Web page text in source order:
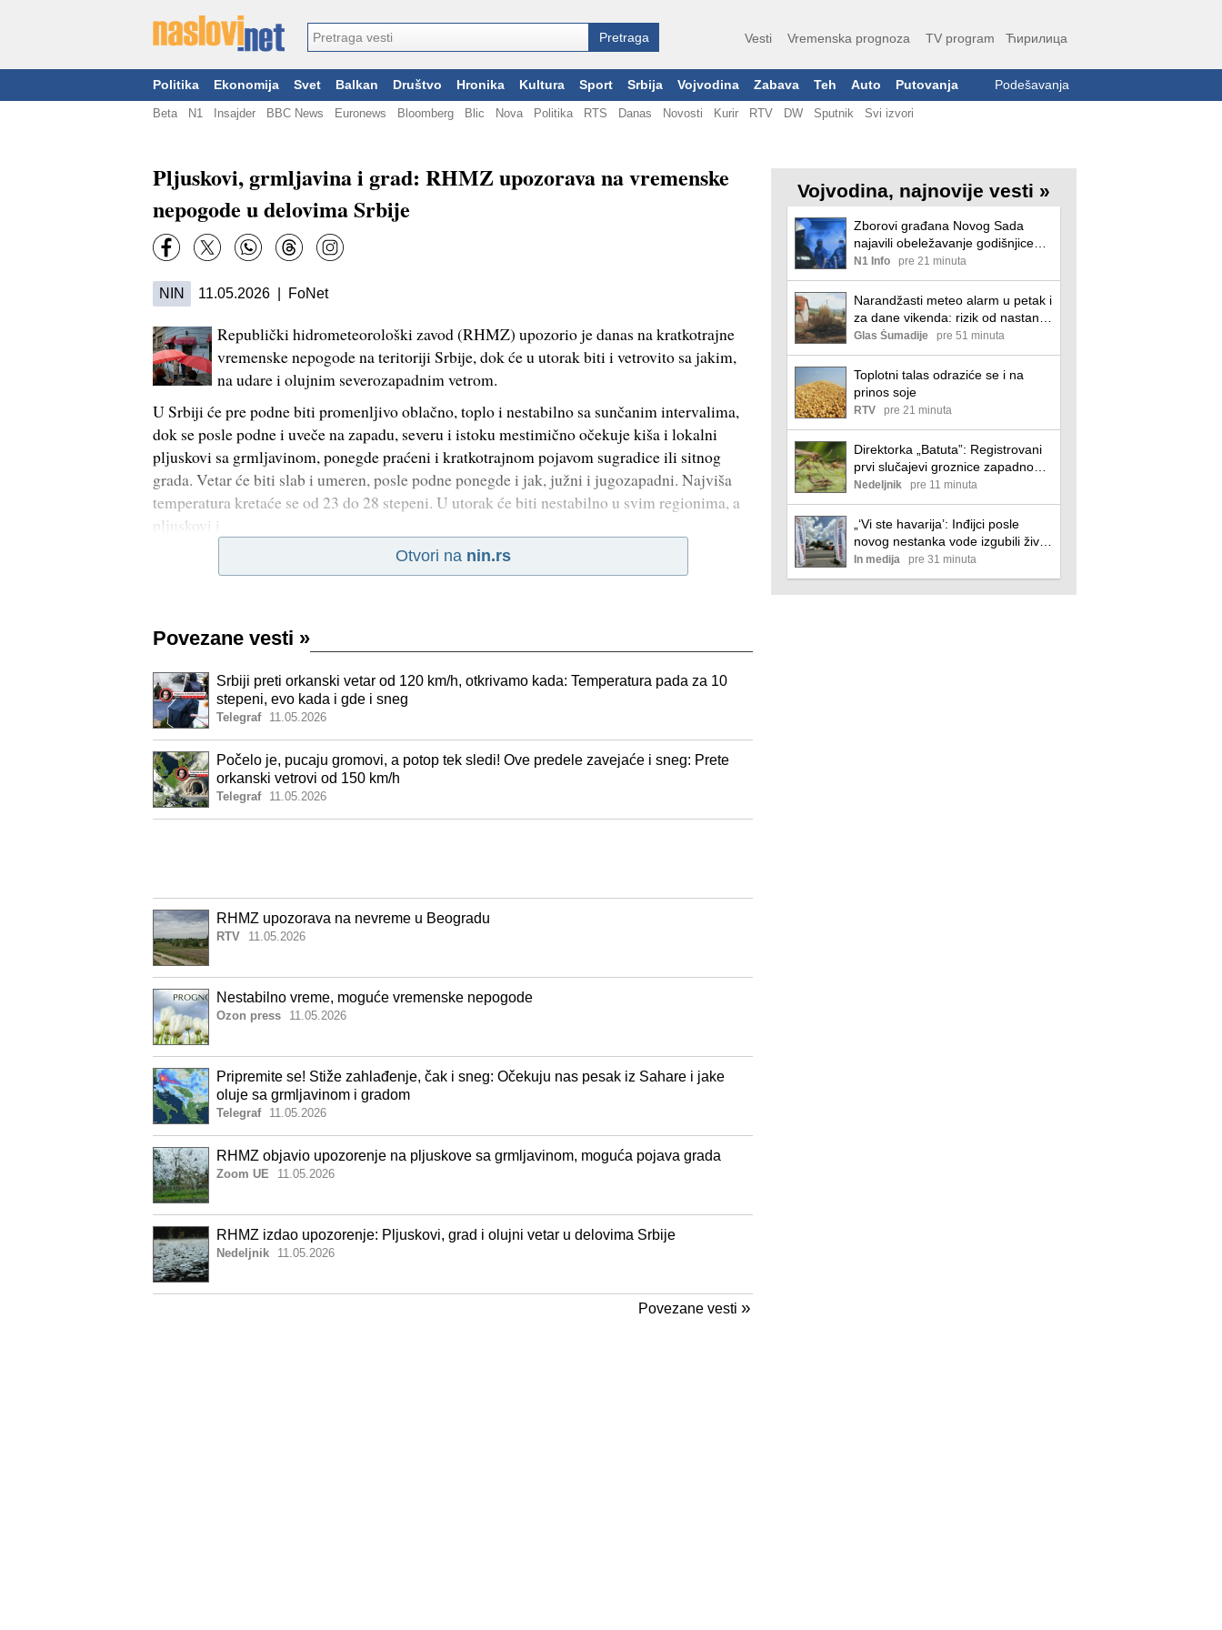
Vesti Vremenska prognoza TV program Ћирилица
Politika Ekonomija Svet Balkan Društvo Hronika Kultura Sport Srbija Vojvodina Zabava Teh Auto Putovanja Podešavanja
Beta N1 Insajder BBC News Euronews Bloomberg Blic Nova Politika RTS Danas Novosti Kurir RTV DW Sputnik Svi izvori
Pljuskovi, grmljavina i grad: RHMZ upozorava na vremenske
nepogode u delovima Srbije
NIN 11.05.2026 | FoNet
Republički hidrometeorološki zavod (RHMZ) upozorio je danas na kratkotrajne
vremenske nepogode na teritoriji Srbije, dok će u utorak biti i vetrovito sa jakim,
na udare i olujnim severozapadnim vetrom.
U Srbiji će pre podne biti promenlјivo oblačno, toplo i nestabilno sa sunčanim intervalima,
dok se posle podne i uveče na zapadu, severu i istoku mestimično očekuje kiša i lokalni
plјuskovi sa grmlјavinom, ponegde praćeni i kratkotrajnom pojavom sugradice ili sitnog
grada. Vetar će biti slab i umeren, posle podne ponegde i jak, južni i jugozapadni. Najviša
temperatura kretaće se od 23 do 28 stepeni. U utorak će biti nestabilno u svim regionima, a
plјuskovi i
Otvori na nin.rs
Povezane vesti »
Srbiji preti orkanski vetar od 120 km/h, otkrivamo kada: Temperatura pada za 10
stepeni, evo kada i gde i sneg
Telegraf 11.05.2026
Počelo je, pucaju gromovi, a potop tek sledi! Ove predele zavejaće i sneg: Prete
orkanski vetrovi od 150 km/h
Telegraf 11.05.2026
RHMZ upozorava na nevreme u Beogradu
RTV 11.05.2026
Nestabilno vreme, moguće vremenske nepogode
Ozon press 11.05.2026
Pripremite se! Stiže zahlađenje, čak i sneg: Očekuju nas pesak iz Sahare i jake
oluje sa grmljavinom i gradom
Telegraf 11.05.2026
RHMZ objavio upozorenje na pljuskove sa grmljavinom, moguća pojava grada
Zoom UE 11.05.2026
RHMZ izdao upozorenje: Pljuskovi, grad i olujni vetar u delovima Srbije
Nedeljnik 11.05.2026
Povezane vesti »
Vojvodina, najnovije vesti »
Zborovi građana Novog Sada
najavili obeležavanje godišnjice
sukoba ispred prostorija SNS
N1 Info pre 21 minuta
Narandžasti meteo alarm u petak i
za dane vikenda: rizik od nastanka
i širenja požara na otvorenom i
dalje veoma visok
Glas Šumadije pre 51 minuta
Toplotni talas odraziće se i na
prinos soje
RTV pre 21 minuta
Direktorka „Batuta”: Registrovani
prvi slučajevi groznice zapadnog
Nila, nema razloga za zabrinutost
Nedeljnik pre 11 minuta
„‘Vi ste havarija’: Inđijci posle
novog nestanka vode izgubili živce
(i strpljenje)
In medija pre 31 minuta